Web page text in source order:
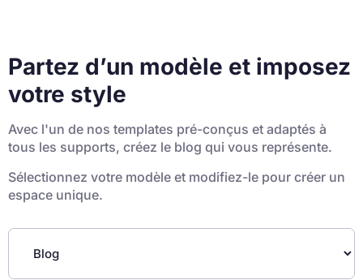
Partez d’un modèle et imposez
votre style
Avec l'un de nos templates pré-conçus et adaptés à
tous les supports, créez le blog qui vous représente.
Sélectionnez votre modèle et modifiez-le pour créer un
espace unique.